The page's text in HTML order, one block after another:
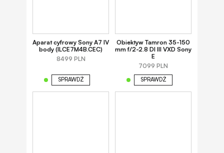
Aparat cyfrowy Sony A7 IV
body (ILCE7M4B.CEC)
8499 PLN
SPRAWDŹ
Obiektyw Tamron 35-150
mm f/2-2.8 DI III VXD Sony
E
7099 PLN
SPRAWDŹ